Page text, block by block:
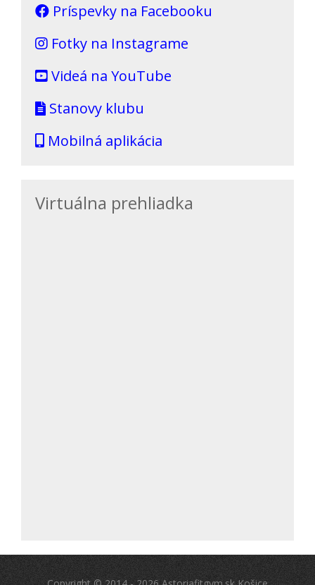
Príspevky na Facebooku
Fotky na Instagrame
Videá na YouTube
Stanovy klubu
Mobilná aplikácia
Virtuálna prehliadka